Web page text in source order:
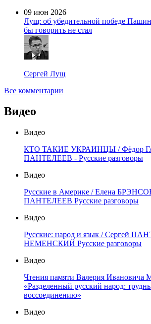
09 июн 2026
Лущ: об убедительной победе
бы говорить не стал
Сергей Лущ
Все комментарии
Видео
Видео
КТО ТАКИЕ УКРАИНЦЫ / Фёдор
ПАНТЕЛЕЕВ - Русские разговоры
Видео
Русские в Америке / Елена
ПАНТЕЛЕЕВ Русские разговоры
Видео
Русские: народ и язык / Сергей
НЕМЕНСКИЙ Русские разговоры
Видео
Чтения памяти Валерия Ивановича
«Разделенный русский народ:
воссоединению»
Видео